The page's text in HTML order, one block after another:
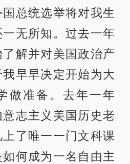
总统选举将对我生
无所知。过去一年
解并对美国政治产
早早决定开始为大
做准备。去年一年
志主义美国历史老
了唯一一门文科课
何成为一名自由主